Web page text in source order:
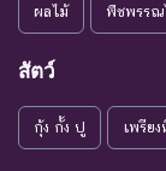
ผลไม้ พืชพรรณ
สัตว์
กุ้ง กั้ง ปู เพรีย